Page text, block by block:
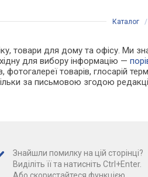
Каталог /
товари для дому та офісу. Ми
для вибору інформацію —
фотогалереї товарів, глосарій
за письмовою згодою
Знайшли помилку на цій сторінці?
Виділіть її та натисніть Ctrl+Enter.